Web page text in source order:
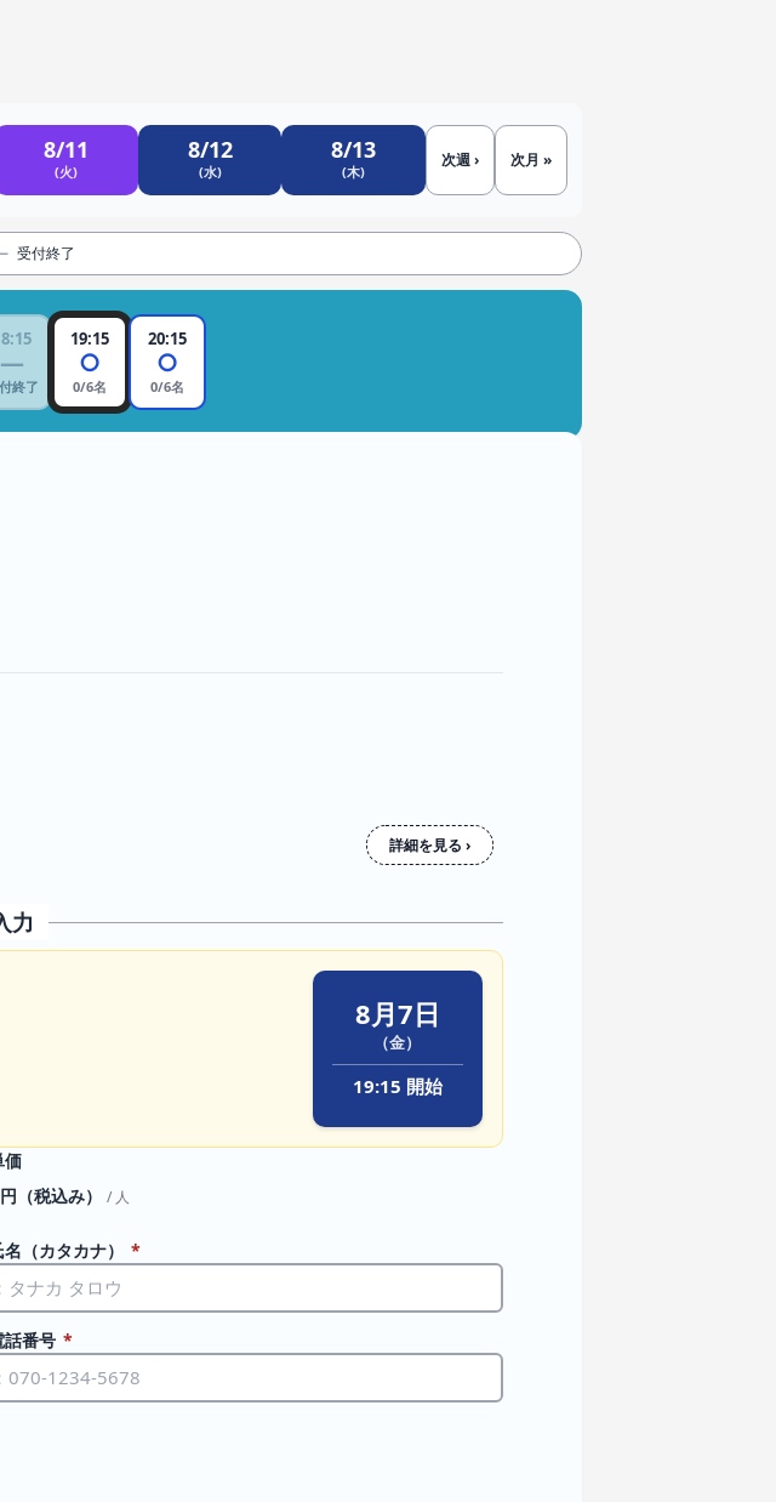
8/11
(火)
8/12
(水)
8/13
(木)
次週 › 次月 »
受付終了
—
終了
19:15
○
0/6名
20:15
○
0/6名
詳細を見る ›
力
8月7日
（金）
19:15 開始
価
（税込み） / 人
名（カタカナ） *
話番号 *